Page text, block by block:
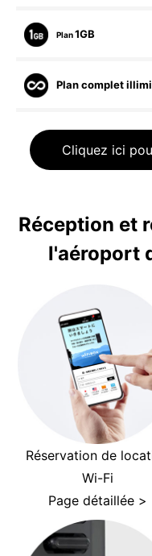
Plan1GB
Plan complet
Cliquez ici
Réception et
l'aéroport
Réservation de
Wi-Fi
Page détaillée >